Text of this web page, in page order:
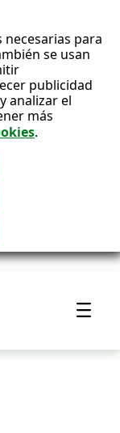
necesarias para
se usan
publicidad
analizar el
más
.
-